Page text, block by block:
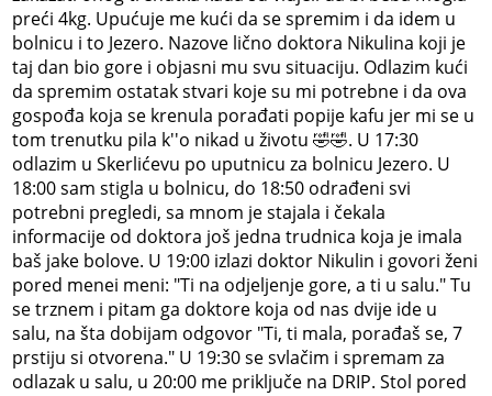
preći 4kg. Upućuje me kući da se spremim i da idem u
bolnicu i to Jezero. Nazove lično doktora Nikulina koji je
taj dan bio gore i objasni mu svu situaciju. Odlazim kući
da spremim ostatak stvari koje su mi potrebne i da ova
gospođa koja se krenula porađati popije kafu jer mi se u
tom trenutku pila k''o nikad u životu 🤣🤣. U 17:30
odlazim u Skerlićevu po uputnicu za bolnicu Jezero. U
18:00 sam stigla u bolnicu, do 18:50 odrađeni svi
potrebni pregledi, sa mnom je stajala i čekala
informacije od doktora još jedna trudnica koja je imala
baš jake bolove. U 19:00 izlazi doktor Nikulin i govori ženi
pored menei meni: "Ti na odjeljenje gore, a ti u salu." Tu
se trznem i pitam ga doktore koja od nas dvije ide u
salu, na šta dobijam odgovor "Ti, ti mala, porađaš se, 7
prstiju si otvorena." U 19:30 se svlačim i spremam za
odlazak u salu, u 20:00 me priključe na DRIP. Stol pored